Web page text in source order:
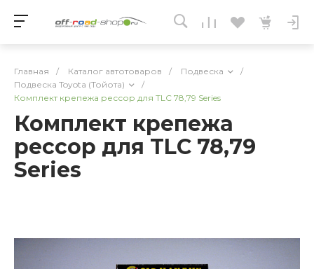
Главная / Каталог автотоваров / Подвеска
/
Подвеска Toyota (Тойота)
/
Комплект крепежа рессор для TLC 78,79 Series
Комплект крепежа
рессор для TLC 78,79
Series